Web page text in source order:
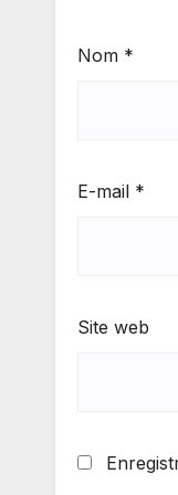
Nom *
E-mail *
Site web